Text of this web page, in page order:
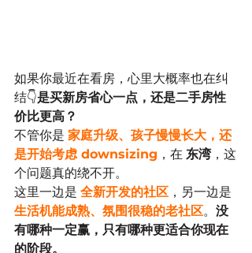
如果你最近在看房，心里大概率也在纠
结👇是买新房省心一点，还是二手房性
价比更高？
不管你是 家庭升级、孩子慢慢长大，还
是开始考虑 downsizing ，在 东湾，这
个问题真的绕不开。
这里一边是 全新开发的社区 ，另一边是
生活机能成熟、氛围很稳的老社区。 没
有哪种一定赢，只有哪种更适合你现在
的阶段。